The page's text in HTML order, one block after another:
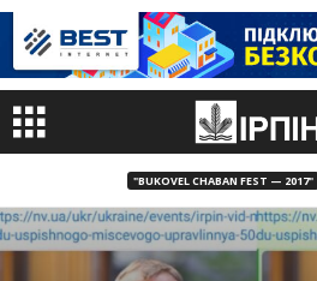
"BUKOVEL CHABAN FEST — 2017"